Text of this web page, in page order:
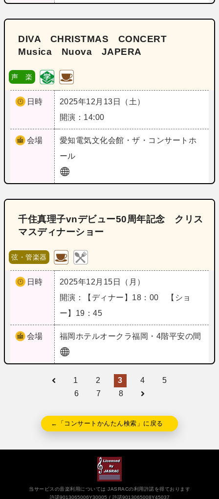
DIVA CHRISTMAS CONCERT
Musica Nuova JAPERA
声 楽
日時
2025年12月13日（土）
開演：14:00
会場 愛知電気文化会館・ザ・コンサートホ
ール
千住真理子vnデビュー50周年記念 クリス
マスディナーショー
弦・管楽器
日時
2025年12月15日（月）
開演：【ディナー】18：00 【ショ
ー】19：45
会場 福岡 ホテルオークラ福岡・4階平安の間
1 2 3 4
5
6
7 8
←「コンサートかんたん検索」に戻る
当サービスの音楽利用については JASRACの利用許諾を得ております
許諾9013065006Y30005
許諾9013065008Y45037